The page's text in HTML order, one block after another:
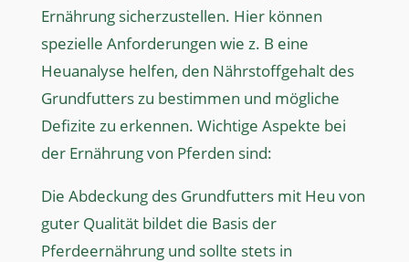
Ernährung sicherzustellen. Hier können
spezielle Anforderungen wie z. B eine
Heuanalyse helfen, den Nährstoffgehalt des
Grundfutters zu bestimmen und mögliche
Defizite zu erkennen. Wichtige Aspekte bei
der Ernährung von Pferden sind:
Die Abdeckung des Grundfutters mit Heu von
guter Qualität bildet die Basis der
Pferdeernährung und sollte stets in